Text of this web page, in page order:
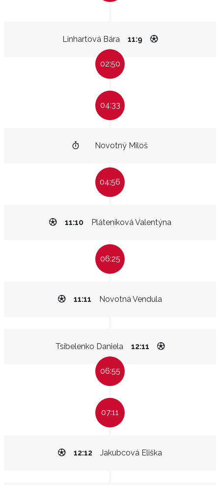
Linhartová Bára 11:9
02:50
04:33
Novotný Miloš
04:56
Pláteníková Valentýna
11:10
06:25
Novotná Vendula
11:11
Tsibelenko Daniela 12:11
06:55
07:11
Jakubcová Eliška
12:12